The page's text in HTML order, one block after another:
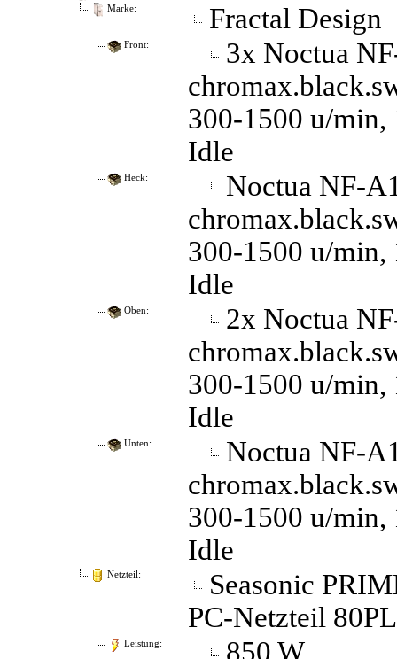
Marke: Fractal Design
Front:
3x Noctua
300-1500 u/min,
Idle
Heck:
Noctua NF-
300-1500 u/min,
Idle
Oben:
2x Noctua
300-1500 u/min,
Idle
Unten:
Noctua NF-
300-1500 u/min,
Idle
Netzteil:
Seasonic
PC-Netzteil
Leistung: 850 W